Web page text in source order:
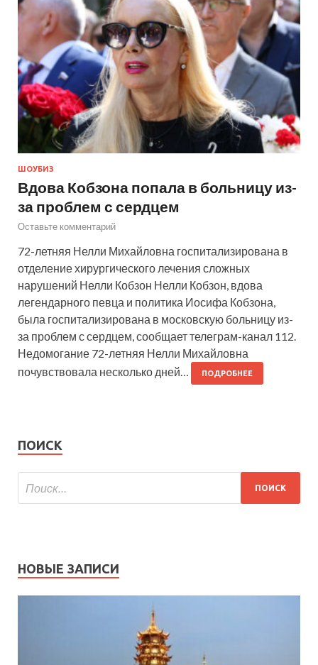
ШОУБИЗ
Вдова Кобзона попала в больницу из-
за проблем с сердцем
Оставьте комментарий
72-летняя Нелли Михайловна госпитализирована в
отделение хирургического лечения сложных
нарушений Нелли Кобзон Нелли Кобзон, вдова
легендарного певца и политика Иосифа Кобзона,
была госпитализирована в московскую больницу из-
за проблем с сердцем, сообщает телеграм-канал 112.
Недомогание 72-летняя Нелли Михайловна
почувствовала несколько дней…
ПОДРОБНЕЕ
ПОИСК
НОВЫЕ ЗАПИСИ